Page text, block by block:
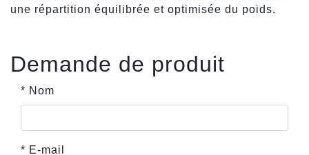
une répartition équilibrée et optimisée du poids.
Demande de produit
* Nom
* E-mail